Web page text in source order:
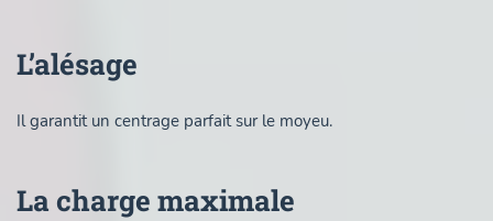
L’alésage
Il garantit un centrage parfait sur le moyeu.
La charge maximale